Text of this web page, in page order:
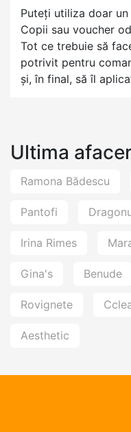
Puteți utiliza doar
Copii sau voucher
Tot ce trebuie să
potrivit pentru
și, în final, să îl
Ultima
Ramona Bădescu
Pantofi
Irina Rimes
Gina's Benude
Rovignete
Aesthetic